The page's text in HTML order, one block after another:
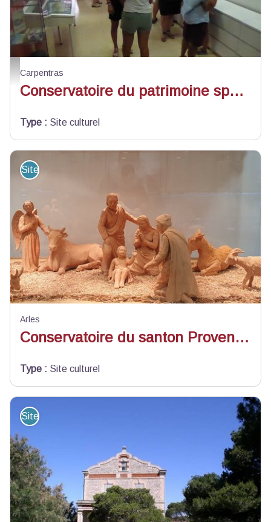
Exposition - Conservatoire du patrimoine sportif
Carpentras
Conservatoire du patrimoine sportif
Type : Site culturel
Site de visite
Arles
Conservatoire du santon Provençal
Type : Site culturel
Site de visite